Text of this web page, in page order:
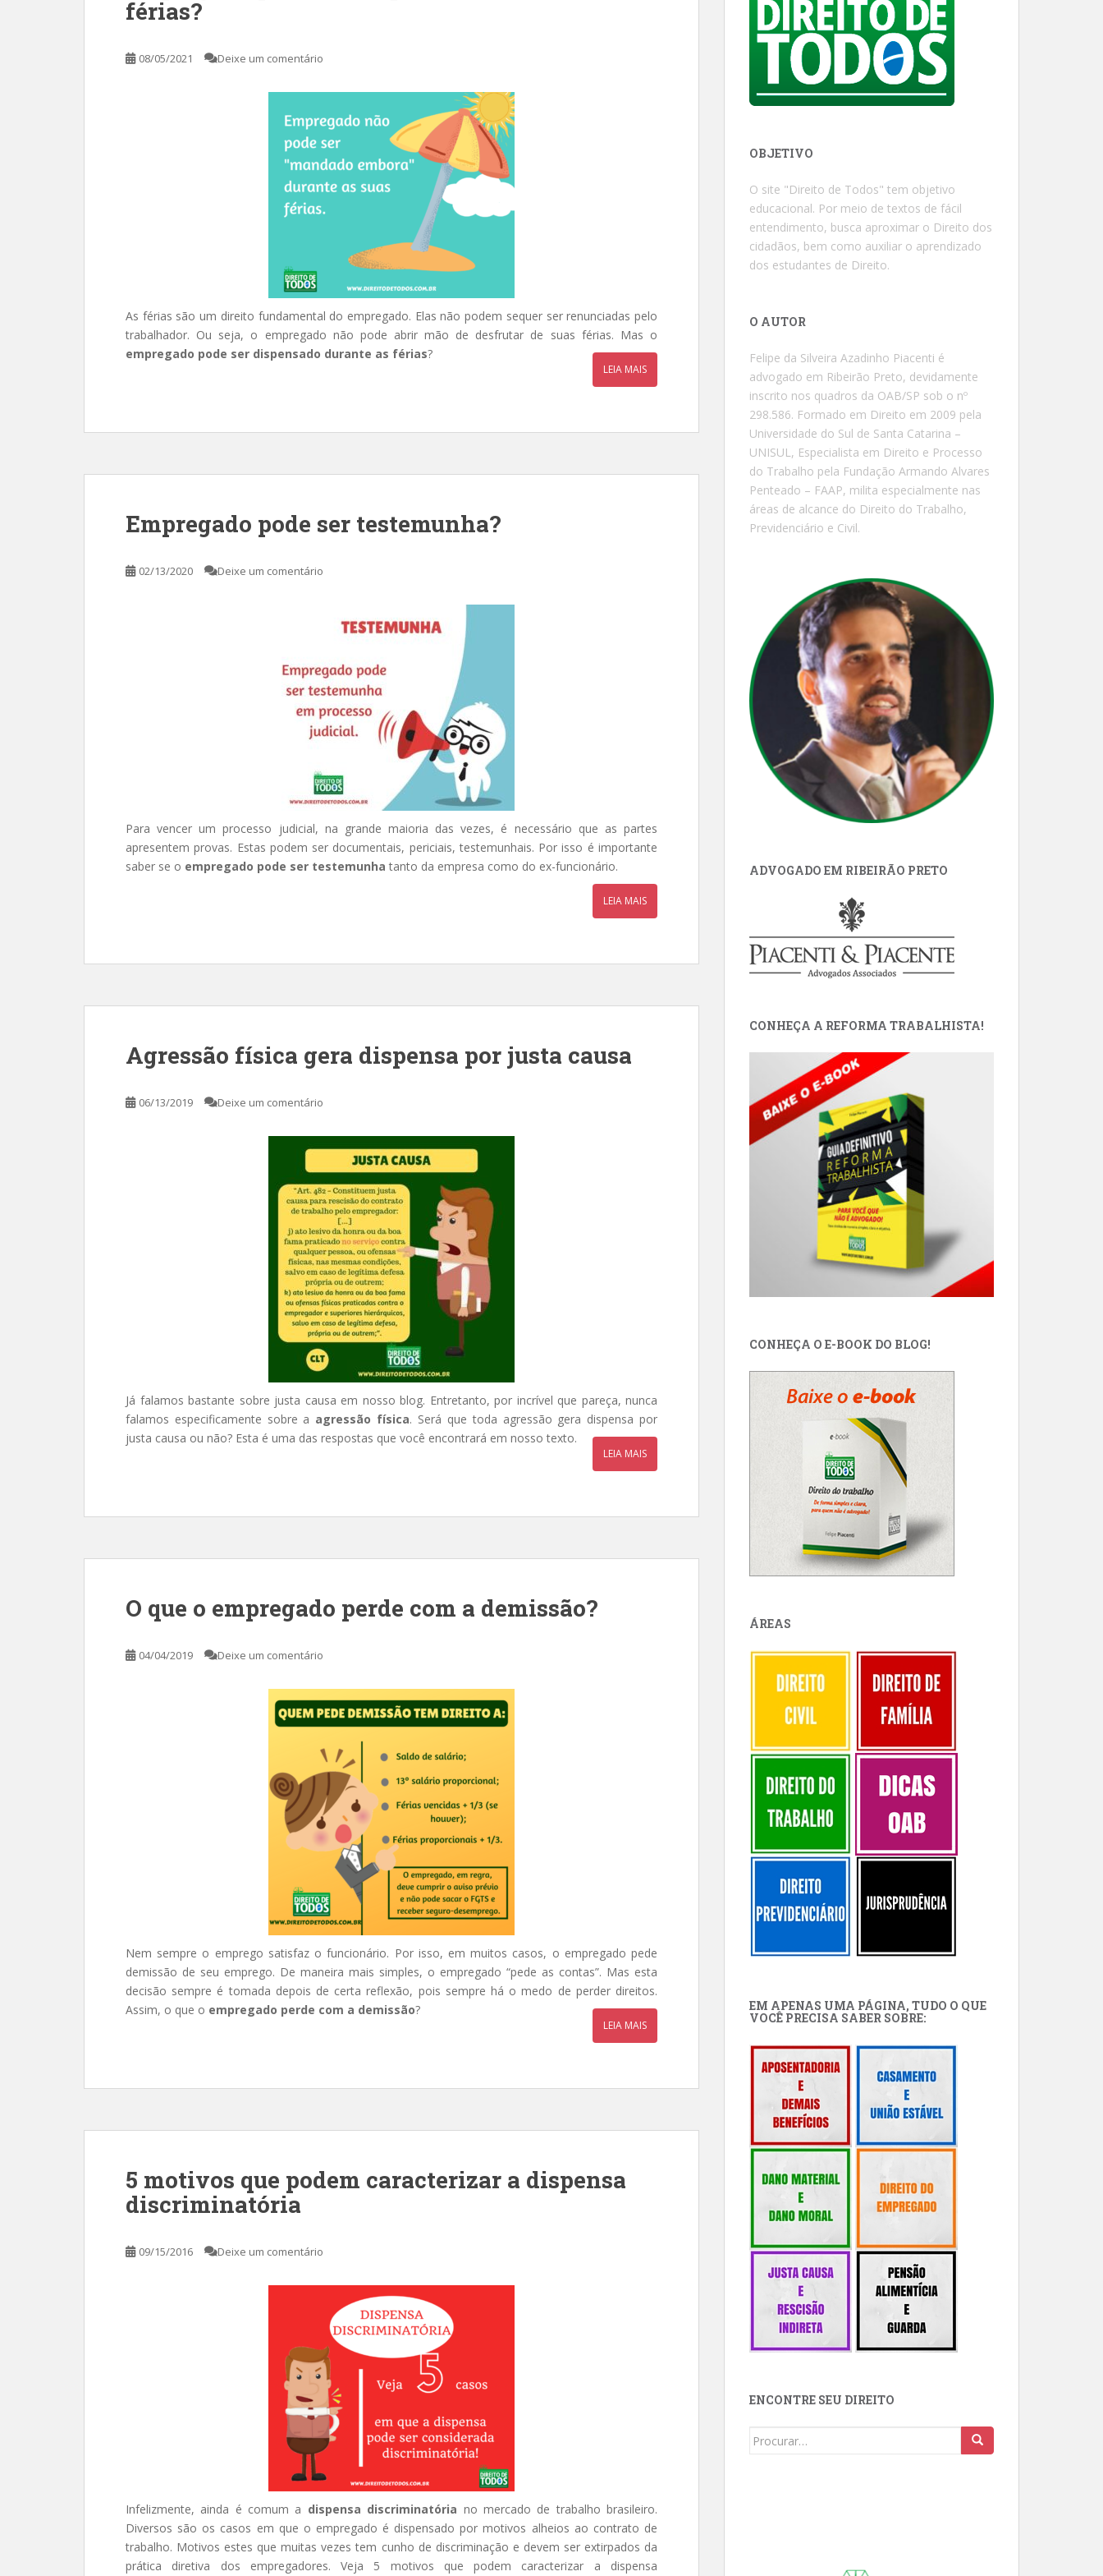
férias?
08/05/2021 Deixe um comentário
As férias são um direito fundamental do empregado. Elas não podem sequer ser renunciadas pelo
trabalhador. Ou seja, o empregado não pode abrir mão de desfrutar de suas férias. Mas o
empregado pode ser dispensado durante as férias?
LEIA MAIS
Empregado pode ser testemunha?
02/13/2020 Deixe um comentário
Para vencer um processo judicial, na grande maioria das vezes, é necessário que as partes
apresentem provas. Estas podem ser documentais, periciais, testemunhais. Por isso é importante
saber se o empregado pode ser testemunha tanto da empresa como do ex-funcionário.
LEIA MAIS
Agressão física gera dispensa por justa causa
06/13/2019 Deixe um comentário
Já falamos bastante sobre justa causa em nosso blog. Entretanto, por incrível que pareça, nunca
falamos especificamente sobre a agressão física. Será que toda agressão gera dispensa por
justa causa ou não? Esta é uma das respostas que você encontrará em nosso texto.
LEIA MAIS
O que o empregado perde com a demissão?
04/04/2019 Deixe um comentário
Nem sempre o emprego satisfaz o funcionário. Por isso, em muitos casos, o empregado pede
demissão de seu emprego. De maneira mais simples, o empregado “pede as contas”. Mas esta
decisão sempre é tomada depois de certa reflexão, pois sempre há o medo de perder direitos.
Assim, o que o empregado perde com a demissão?
LEIA MAIS
5 motivos que podem caracterizar a dispensa
discriminatória
09/15/2016 Deixe um comentário
Infelizmente, ainda é comum a dispensa discriminatória no mercado de trabalho brasileiro.
Diversos são os casos em que o empregado é dispensado por motivos alheios ao contrato de
trabalho. Motivos estes que muitas vezes tem cunho de discriminação e devem ser extirpados da
prática diretiva dos empregadores. Veja 5 motivos que podem caracterizar a dispensa
OBJETIVO
O site "Direito de Todos" tem objetivo
educacional. Por meio de textos de fácil
entendimento, busca aproximar o Direito dos
cidadãos, bem como auxiliar o aprendizado
dos estudantes de Direito.
O AUTOR
Felipe da Silveira Azadinho Piacenti é
advogado em Ribeirão Preto, devidamente
inscrito nos quadros da OAB/SP sob o nº
298.586. Formado em Direito em 2009 pela
Universidade do Sul de Santa Catarina –
UNISUL, Especialista em Direito e Processo
do Trabalho pela Fundação Armando Alvares
Penteado – FAAP, milita especialmente nas
áreas de alcance do Direito do Trabalho,
Previdenciário e Civil.
ADVOGADO EM RIBEIRÃO PRETO
CONHEÇA A REFORMA TRABALHISTA!
CONHEÇA O E-BOOK DO BLOG!
ÁREAS
EM APENAS UMA PÁGINA, TUDO O QUE
VOCÊ PRECISA SABER SOBRE:
ENCONTRE SEU DIREITO
Buscar: